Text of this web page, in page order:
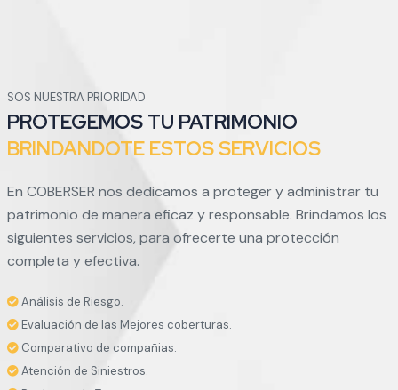
SOS NUESTRA PRIORIDAD
PROTEGEMOS TU PATRIMONIO
BRINDANDOTE ESTOS SERVICIOS
En COBERSER nos dedicamos a proteger y administrar tu
patrimonio de manera eficaz y responsable. Brindamos los
siguientes servicios, para ofrecerte una protección
completa y efectiva.
Análisis de Riesgo.
Evaluación de las Mejores coberturas.
Comparativo de compañias.
Atención de Siniestros.